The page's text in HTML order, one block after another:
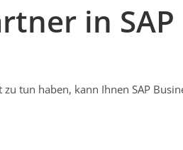
in SAP
tun haben, kann Ihnen SAP